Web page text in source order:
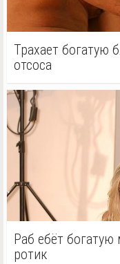
Трахает богатую
отсоса
Раб ебёт богатую
ротик